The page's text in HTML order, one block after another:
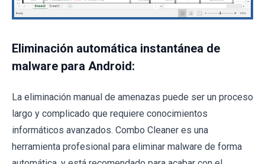
Eliminación automática instantánea de
malware para Android:
La eliminación manual de amenazas puede ser un proceso
largo y complicado que requiere conocimientos
informáticos avanzados. Combo Cleaner es una
herramienta profesional para eliminar malware de forma